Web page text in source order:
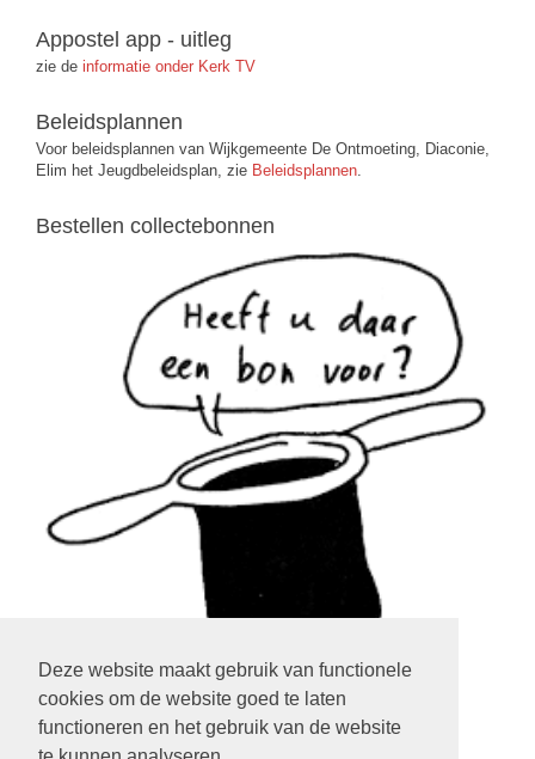
Deze website maakt gebruik van functionele
cookies om de website goed te laten
functioneren en het gebruik van de website
Appostel app - uitleg
zie de informatie onder Kerk TV
Beleidsplannen
Voor beleidsplannen van Wijkgemeente De Ontmoeting, Diaconie,
Elim het Jeugdbeleidsplan, zie Beleidsplannen.
Bestellen collectebonnen
klik op het plaatje